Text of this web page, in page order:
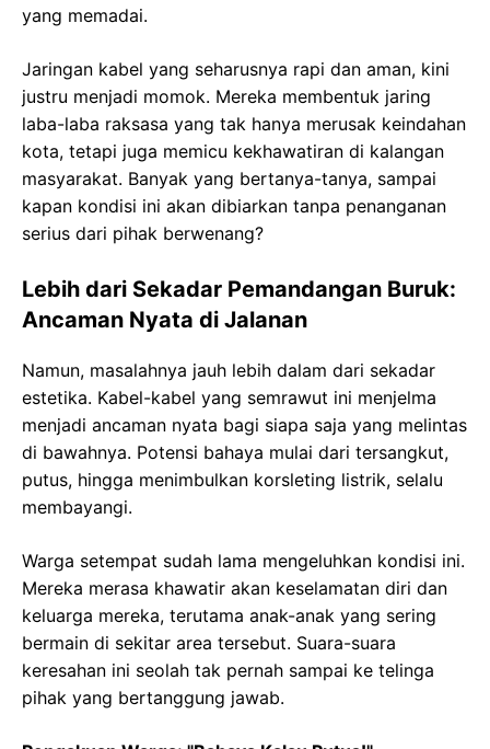
yang memadai.
Jaringan kabel yang seharusnya rapi dan aman, kini
justru menjadi momok. Mereka membentuk jaring
laba-laba raksasa yang tak hanya merusak keindahan
kota, tetapi juga memicu kekhawatiran di kalangan
masyarakat. Banyak yang bertanya-tanya, sampai
kapan kondisi ini akan dibiarkan tanpa penanganan
serius dari pihak berwenang?
Lebih dari Sekadar Pemandangan Buruk:
Ancaman Nyata di Jalanan
Namun, masalahnya jauh lebih dalam dari sekadar
estetika. Kabel-kabel yang semrawut ini menjelma
menjadi ancaman nyata bagi siapa saja yang melintas
di bawahnya. Potensi bahaya mulai dari tersangkut,
putus, hingga menimbulkan korsleting listrik, selalu
membayangi.
Warga setempat sudah lama mengeluhkan kondisi ini.
Mereka merasa khawatir akan keselamatan diri dan
keluarga mereka, terutama anak-anak yang sering
bermain di sekitar area tersebut. Suara-suara
keresahan ini seolah tak pernah sampai ke telinga
pihak yang bertanggung jawab.